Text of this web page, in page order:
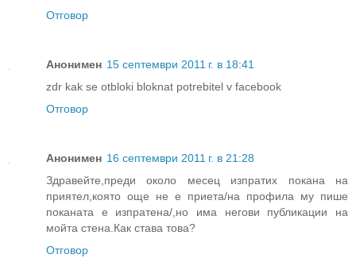
Отговор
Анонимен 15 септември 2011 г. в 18:41
zdr kak se otbloki bloknat potrebitel v facebook
Отговор
Анонимен 16 септември 2011 г. в 21:28
Здравейте,преди около месец изпратих покана на
приятел,която още не е приета/на профила му пише
поканата е изпратена/,но има негови публикации на
мойта стена.Как става това?
Отговор